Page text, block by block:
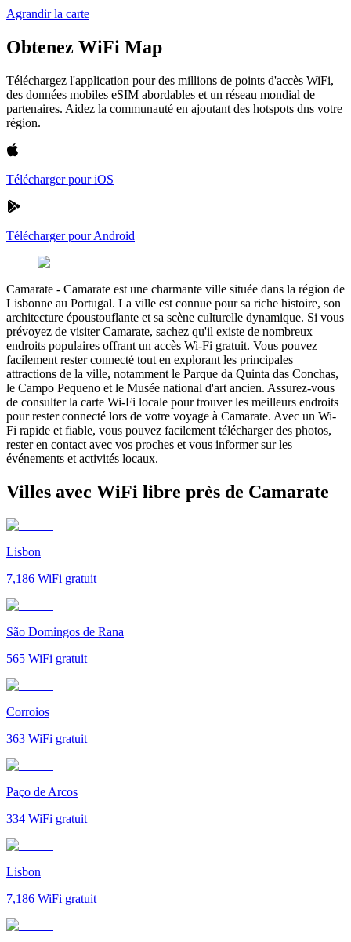
Agrandir la carte
Obtenez WiFi Map
Téléchargez l'application pour des millions de points d'accès WiFi,
des données mobiles eSIM abordables et un réseau mondial de
partenaires. Aidez la communauté en ajoutant des hotspots dns votre
région.
Télécharger pour iOS
Télécharger pour Android
Camarate - Camarate est une charmante ville située dans la région de
Lisbonne au Portugal. La ville est connue pour sa riche histoire, son
architecture époustouflante et sa scène culturelle dynamique. Si vous
prévoyez de visiter Camarate, sachez qu'il existe de nombreux
endroits populaires offrant un accès Wi-Fi gratuit. Vous pouvez
facilement rester connecté tout en explorant les principales
attractions de la ville, notamment le Parque da Quinta das Conchas,
le Campo Pequeno et le Musée national d'art ancien. Assurez-vous
de consulter la carte Wi-Fi locale pour trouver les meilleurs endroits
pour rester connecté lors de votre voyage à Camarate. Avec un Wi-
Fi rapide et fiable, vous pouvez facilement télécharger des photos,
rester en contact avec vos proches et vous informer sur les
événements et activités locaux.
Villes avec WiFi libre près de Camarate
Lisbon
7,186 WiFi gratuit
São Domingos de Rana
565 WiFi gratuit
Corroios
363 WiFi gratuit
Paço de Arcos
334 WiFi gratuit
Lisbon
7,186 WiFi gratuit